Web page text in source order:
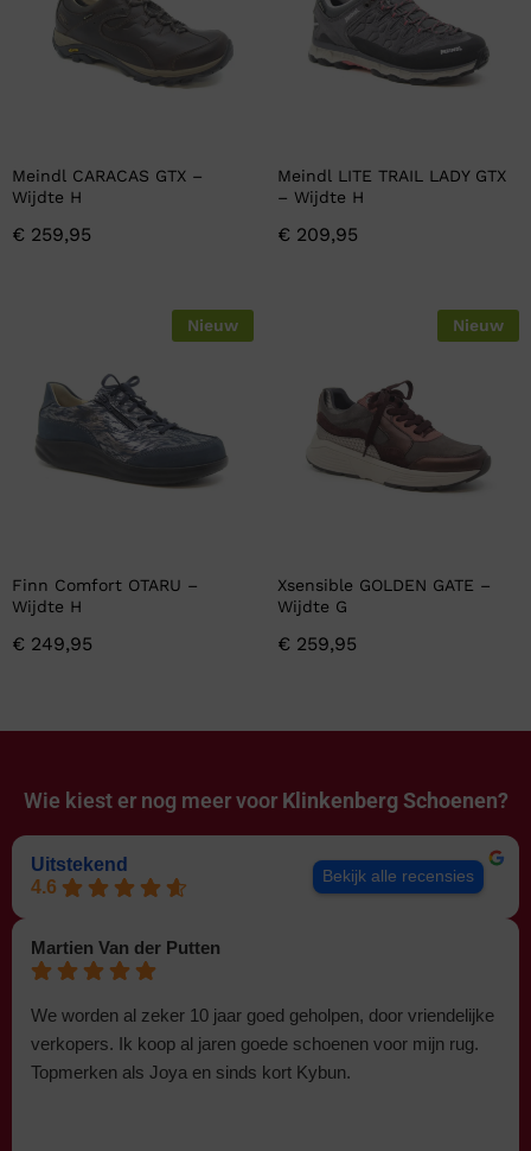
Meindl CARACAS GTX –
Wijdte H
€ 259,95
Meindl LITE TRAIL LADY GTX
– Wijdte H
€ 209,95
Nieuw
Finn Comfort OTARU –
Wijdte H
€ 249,95
Nieuw
Xsensible GOLDEN GATE –
Wijdte G
€ 259,95
Wie kiest er nog meer voor Klinkenberg Schoenen?
Uitstekend
4.6
Bekijk alle recensies
Martien Van der Putten
We worden al zeker 10 jaar goed geholpen, door vriendelijke
verkopers. Ik koop al jaren goede schoenen voor mijn rug.
Topmerken als Joya en sinds kort Kybun.